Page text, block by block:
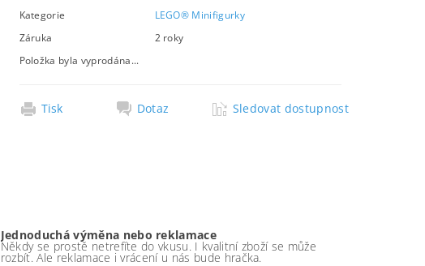
Kategorie
LEGO® Minifigurky
Záruka
2 roky
Položka byla vyprodána...
Tisk Dotaz Sledovat dostupnost
Jednoduchá výměna nebo reklamace
Někdy se prostě netrefíte do vkusu. I kvalitní zboží se může
rozbít. Ale reklamace i vrácení u nás bude hračka.